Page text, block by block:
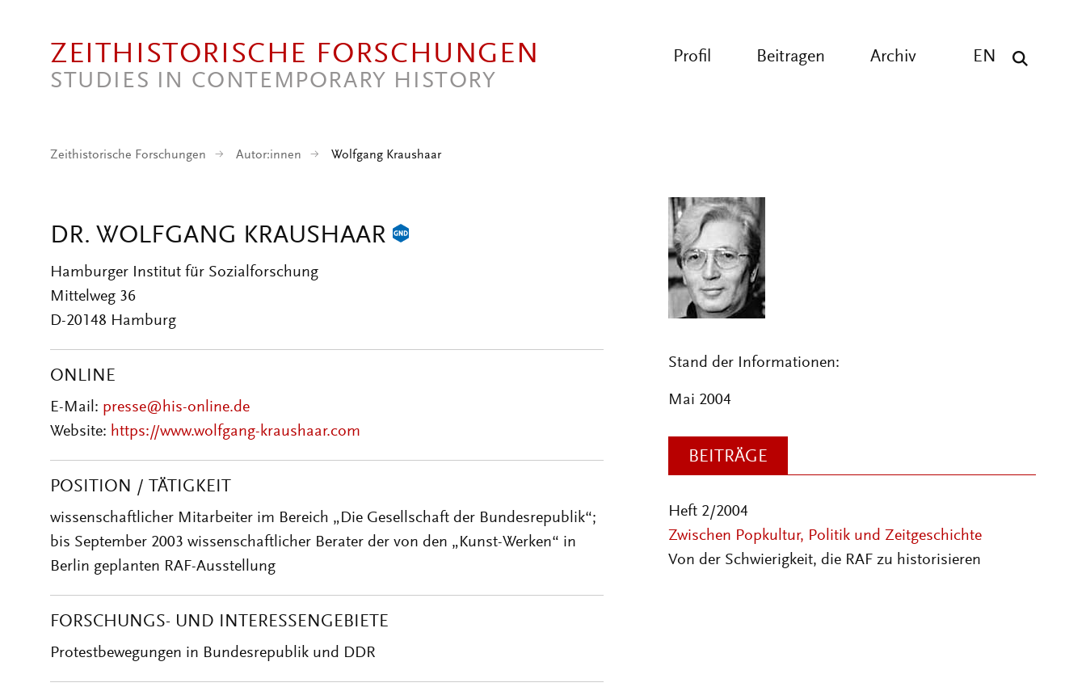
ZEITHISTORISCHE FORSCHUNGEN
STUDIES IN CONTEMPORARY HISTORY
EN
Profil Beitragen Archiv
Zeithistorische Forschungen Autor:innen Wolfgang Kraushaar
DR. WOLFGANG KRAUSHAAR
Hamburger Institut für Sozialforschung
Mittelweg 36
D-20148 Hamburg
ONLINE
E-Mail: presse@his-online.de
Website: https://www.wolfgang-kraushaar.com
POSITION / TÄTIGKEIT
wissenschaftlicher Mitarbeiter im Bereich „Die Gesellschaft der Bundesrepublik“;
bis September 2003 wissenschaftlicher Berater der von den „Kunst-Werken“ in
Berlin geplanten RAF-Ausstellung
FORSCHUNGS- UND INTERESSENGEBIETE
Protestbewegungen in Bundesrepublik und DDR
Stand der Informationen:
Mai 2004
BEITRÄGE
Heft 2/2004
Zwischen Popkultur, Politik und Zeitgeschichte
Von der Schwierigkeit, die RAF zu historisieren